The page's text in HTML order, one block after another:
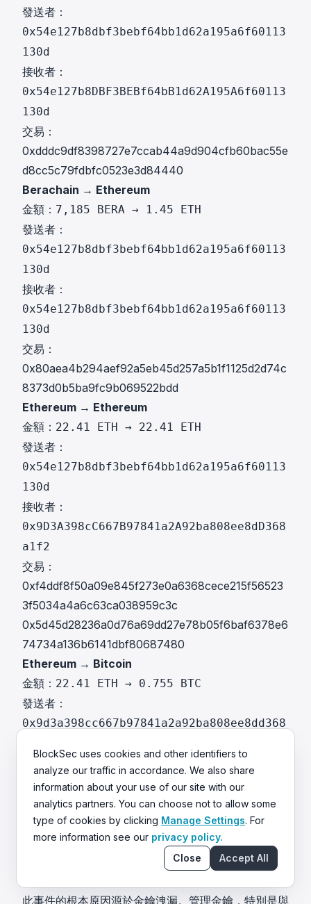
發送者：
0x54e127b8dbf3bebf64bb1d62a195a6f60113
130d
接收者：
0x54e127b8DBF3BEBf64bB1d62A195A6f60113
130d
交易：
0xdddc9df8398727e7ccab44a9d904cfb60bac55e
d8cc5c79fdbfc0523e3d84440
Berachain → Ethereum
金額： 7,185 BERA → 1.45 ETH
發送者：
0x54e127b8dbf3bebf64bb1d62a195a6f60113
130d
接收者：
0x54e127b8dbf3bebf64bb1d62a195a6f60113
130d
交易：
0x80aea4b294aef92a5eb45d257a5b1f1125d2d74c
8373d0b5ba9fc9b069522bdd
Ethereum → Ethereum
金額： 22.41 ETH → 22.41 ETH
發送者：
0x54e127b8dbf3bebf64bb1d62a195a6f60113
130d
接收者：
0x9D3A398cC667B97841a2A92ba808ee8dD368
a1f2
交易：
0xf4ddf8f50a09e845f273e0a6368cece215f56523
3f5034a4a6c63ca038959c3c
0x5d45d28236a0d76a69dd27e78b05f6baf6378e6
74734a136b6141dbf80687480
Ethereum → Bitcoin
金額： 22.41 ETH → 0.755 BTC
發送者：
0x9d3a398cc667b97841a2a92ba808ee8dd368
接收者：
bc1qykmc6mllm3s4zpldww764v6vcgtqwshyw0
2k9c
交易：
0xafd628dd1e0d508c40d3e3c2895f39902d14d42f
9760b25beacdcc25c3419143
此事件的根本原因源於金鑰洩漏。管理金鑰，特別是與
BlockSec uses cookies and other identifiers to
analyze our traffic in accordance. We also share
information about your use of our site with our
analytics partners. You can choose not to allow some
type of cookies by clicking Manage Settings. For
more information see our privacy policy.
Close
Accept All